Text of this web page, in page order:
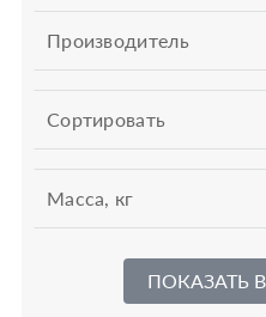
Сортировать
Производитель
Масса, кг
ПОКАЗАТЬ